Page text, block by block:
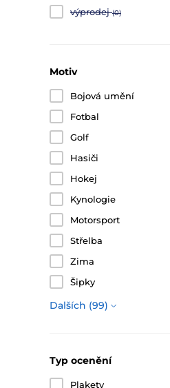
výprodej (0)
Motiv
Bojová umění
Fotbal
Golf
Hasiči
Hokej
Kynologie
Motorsport
Střelba
Zima
Šipky
Dalších (99)
Typ ocenění
Plakety